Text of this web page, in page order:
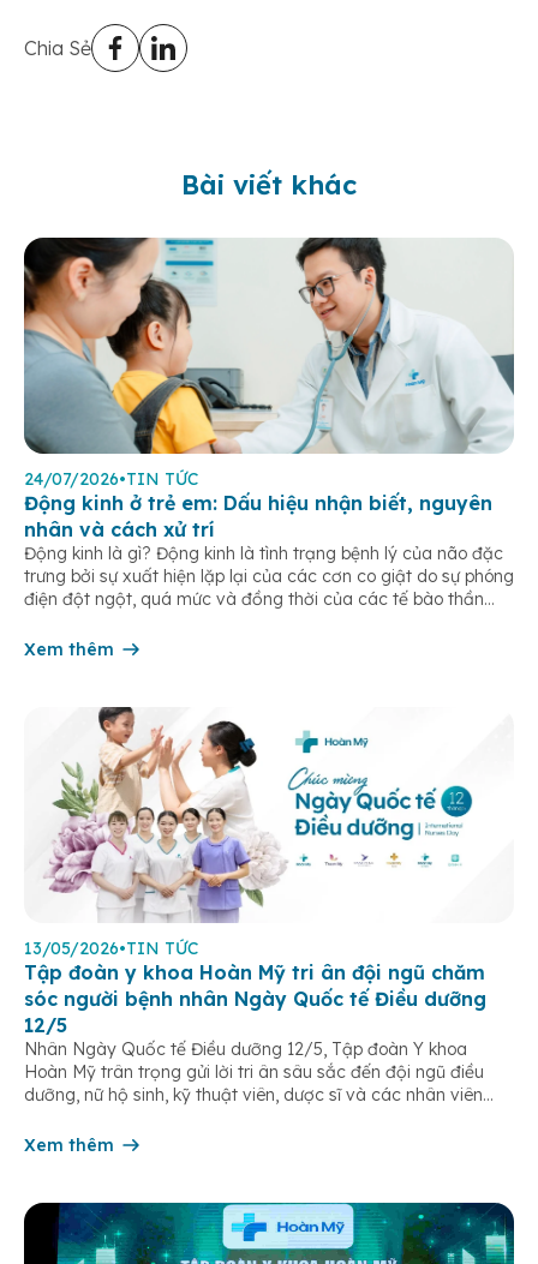
Chia Sẻ
Bài viết khác
24/07/2026•TIN TỨC
Động kinh ở trẻ em: Dấu hiệu nhận biết, nguyên
nhân và cách xử trí
Động kinh là gì? Động kinh là tình trạng bệnh lý của não đặc
trưng bởi sự xuất hiện lặp lại của các cơn co giật do sự phóng
điện đột ngột, quá mức và đồng thời của các tế bào thần
Xem thêm
13/05/2026•TIN TỨC
Tập đoàn y khoa Hoàn Mỹ tri ân đội ngũ chăm
sóc người bệnh nhân Ngày Quốc tế Điều dưỡng
12/5
Nhân Ngày Quốc tế Điều dưỡng 12/5, Tập đoàn Y khoa
Hoàn Mỹ trân trọng gửi lời tri ân sâu sắc đến đội ngũ điều
dưỡng, nữ hộ sinh, kỹ thuật viên, dược sĩ và các nhân viên
âm thầm đồng hành trên […]
Xem thêm